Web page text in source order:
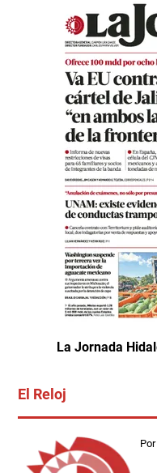
La Jornada
El Reloj